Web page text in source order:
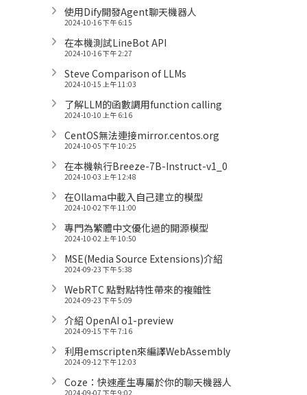
使用Dify開發Agent聊天機器人
2024-10-16 下午 6:15
在本機測試LineBot API
2024-10-16 下午 2:27
Steve Comparison of LLMs
2024-10-15 上午 11:03
了解LLM的函數調用function calling
2024-10-10 上午 6:16
CentOS無法連接mirror.centos.org
2024-10-05 下午 10:25
在本機執行Breeze-7B-Instruct-v1_0
2024-10-03 上午 12:48
在Ollama中載入自己建立的模型
2024-10-02 下午 11:00
專門為繁體中文優化過的開源模型
2024-10-02 上午 10:50
MSE(Media Source Extensions)介紹
2024-09-23 下午 5:38
WebRTC 點對點特性帶來的複雜性
2024-09-23 下午 5:09
介紹 OpenAI o1-preview
2024-09-15 下午 7:16
利用emscripten來編譯WebAssembly
2024-09-12 下午 12:03
Coze：快速產生專屬於你的聊天機器人
2024-09-07 下午 9:02